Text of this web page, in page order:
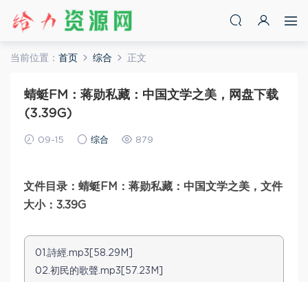
当前位置： 首页 综合 正文
蜻蜓FM：蒋勋私藏：中国文学之美，网盘下载
(3.39G)
09-15 综合 879
文件目录：蜻蜓FM：蒋勋私藏：中国文学之美，文件
大小：3.39G
01.詩經.mp3[58.29M]
02.初民的歌聲.mp3[57.23M]